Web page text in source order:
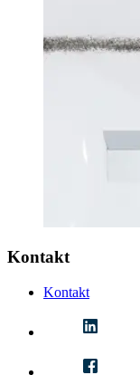
Kontakt
Kontakt